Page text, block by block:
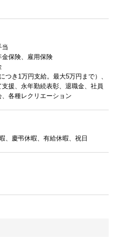
保険、雇用保険
つき1万円支給。最大5万円まで）、
援、永年勤続表彰、退職金、社員
各種レクリエーション
、慶弔休暇、有給休暇、祝日